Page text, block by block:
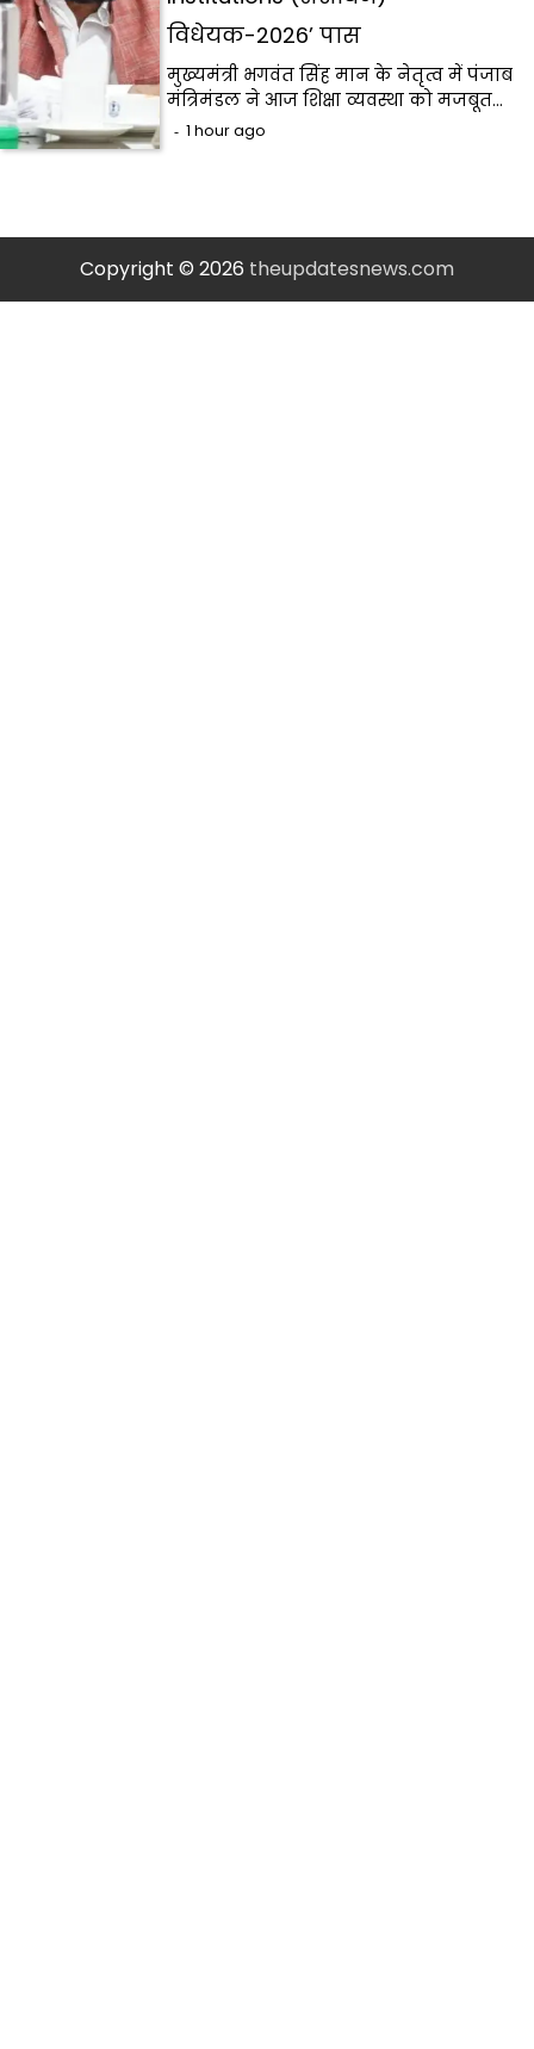
विधेयक-2026’ पास
मुख्यमंत्री भगवंत सिंह मान के नेतृत्व में पंजाब
मंत्रिमंडल ने आज शिक्षा व्यवस्था को मजबूत…
1 hour ago
Copyright © 2026 theupdatesnews.com